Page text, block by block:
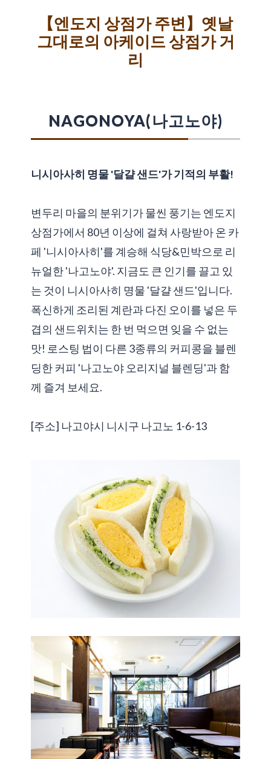
【엔도지 상점가 주변】옛날
그대로의 아케이드 상점가 거
리
NAGONOYA(나고노야)
니시아사히 명물 '달걀 샌드'가 기적의 부활!
변두리 마을의 분위기가 물씬 풍기는 엔도지
상점가에서 80년 이상에 걸쳐 사랑받아 온 카
페 '니시아사히'를 계승해 식당&민박으로 리
뉴얼한 '나고노야'. 지금도 큰 인기를 끌고 있
는 것이 니시아사히 명물 '달걀 샌드'입니다.
폭신하게 조리된 계란과 다진 오이를 넣은 두
겹의 샌드위치는 한 번 먹으면 잊을 수 없는
맛! 로스팅 법이 다른 3종류의 커피콩을 블렌
딩한 커피 '나고노야 오리지널 블렌딩'과 함
께 즐겨 보세요.
[주소] 나고야시 니시구 나고노 1-6-13